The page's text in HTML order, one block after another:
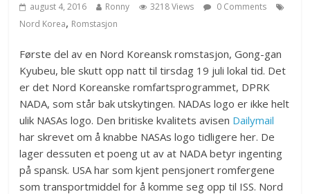
august 4, 2016 Ronny 3218 Views
0 Comments
Nord Korea, Romstasjon
Første del av en Nord Koreansk romstasjon, Gong-gan
Kyubeu, ble skutt opp natt til tirsdag 19 juli lokal tid. Det
er det Nord Koreanske romfartsprogrammet, DPRK
NADA, som står bak utskytingen. NADAs logo er ikke helt
ulik NASAs logo. Den britiske kvalitets avisen Dailymail
har skrevet om å knabbe NASAs logo tidligere her. De
lager dessuten et poeng ut av at NADA betyr ingenting
på spansk. USA har som kjent pensjonert romfergene
som transportmiddel for å komme seg opp til ISS. Nord